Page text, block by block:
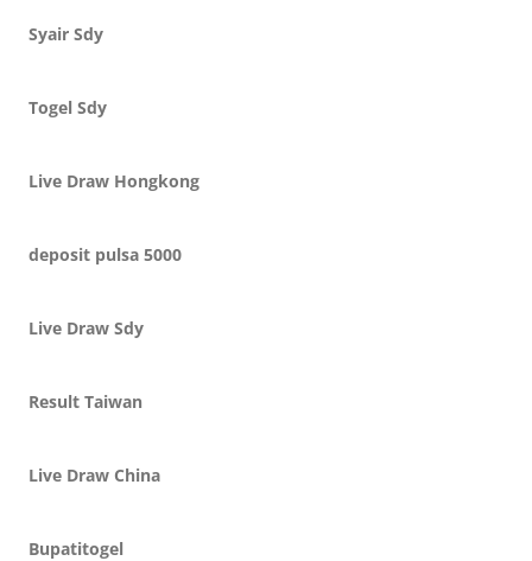
Syair Sdy
Togel Sdy
Live Draw Hongkong
deposit pulsa 5000
Live Draw Sdy
Result Taiwan
Live Draw China
Bupatitogel